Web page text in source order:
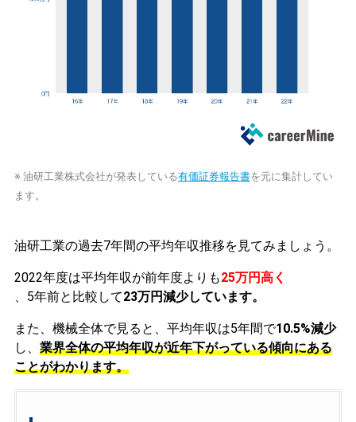
※ 油研工業株式会社が発表している有価証券報告書を元に集計してい
ます。
油研工業の過去7年間の平均年収推移を見てみましょう。
2022年度は平均年収が前年度よりも25万円高く
、5年前と比較して23万円減少しています。
また、機械全体で見ると、平均年収は5年間で10.5%減少
し、 業界全体の平均年収が近年下がっている傾向にある
ことがわかります。